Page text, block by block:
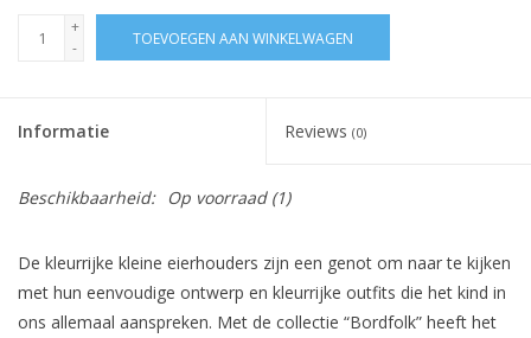
+
-
TOEVOEGEN AAN WINKELWAGEN
Informatie Reviews (0)
Beschikbaarheid: Op voorraad(1)
De kleurrijke kleine eierhouders zijn een genot om naar te kijken
met hun eenvoudige ontwerp en kleurrijke outfits die het kind in
ons allemaal aanspreken. Met de collectie “Bordfolk” heeft het